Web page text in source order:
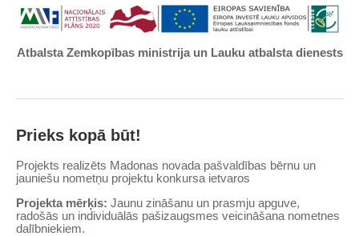
Atbalsta Zemkopības ministrija un Lauku atbalsta dienests
Prieks kopā būt!
Projekts realizēts Madonas novada pašvaldības bērnu un
jauniešu nometņu projektu konkursa ietvaros
Projekta mērķis: Jaunu zināšanu un prasmju apguve,
radošās un individuālās pašizaugsmes veicināšana nometnes
dalībniekiem.